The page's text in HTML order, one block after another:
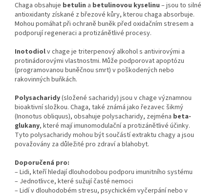
Chaga obsahuje betulin a betulinovou kyselinu – jsou to silné
antioxidanty získané z březové kůry, kterou chaga absorbuje.
Mohou pomáhat při ochraně buněk před oxidačním stresem a
podporují regeneraci a protizánětlivé procesy.
Inotodiolv chage je triterpenový alkohol s antivirovými a
protinádorovými vlastnostmi. Může podporovat apoptózu
(programovanou buněčnou smrt) v poškodených nebo
rakovinných buňkách.
Polysacharidy(složené sacharidy) jsou v chage významnou
bioaktivní složkou. Chaga, také známá jako řezavec šikmý
(Inonotus obliquus), obsahuje polysacharidy, zejména beta-
glukany, které mají imunomodulační a protizánětlivé účinky.
Tyto polysacharidy mohou být součástí extraktu chagy a jsou
považovány za důležité pro zdraví a blahobyt.
Doporučená pro:
– Lidi, kteří hledají dlouhodobou podporu imunitního systému
– Jednotlivce, které sužují časté nemoci
– Lidí v dlouhodobém stresu, psychickém vyčerpání nebo v